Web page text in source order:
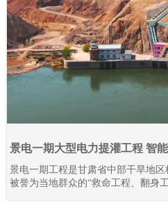
景电一期大型电力提灌工程 智
景电一期工程是甘肃省中部干旱地区
被誉为当地群众的“救命工程、翻身